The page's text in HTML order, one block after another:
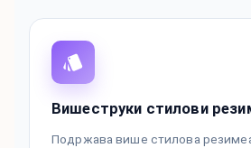
Вишеструки стилови
Подржава више стилова